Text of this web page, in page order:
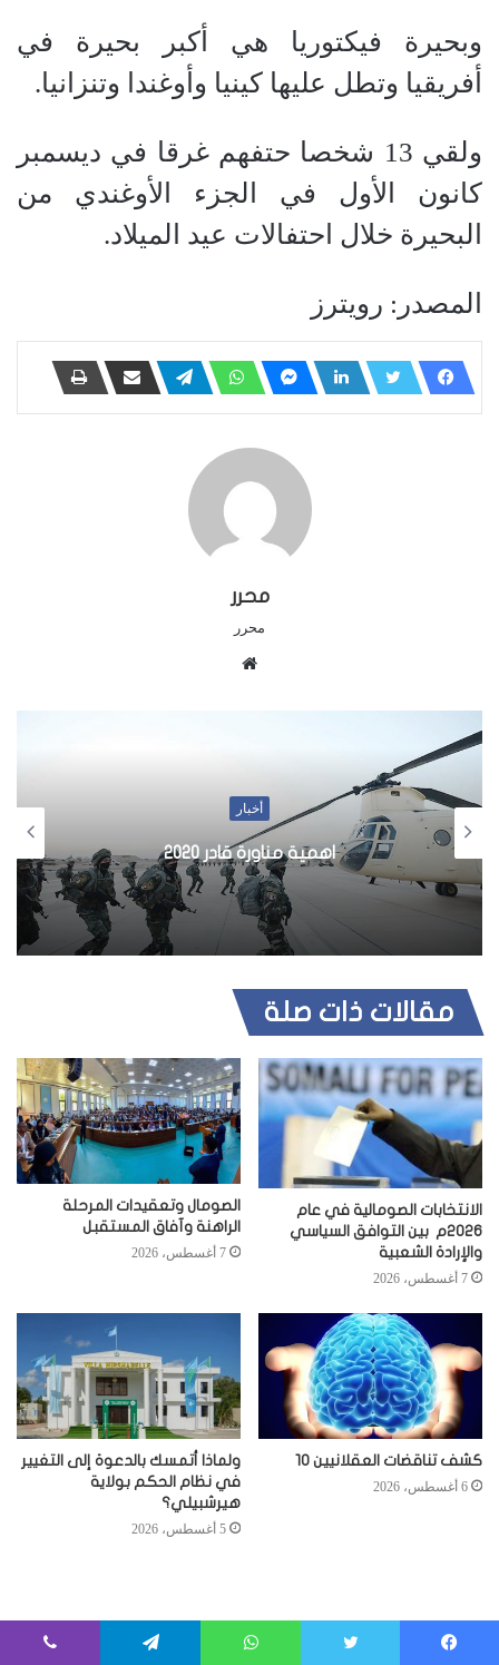
وبحيرة فيكتوريا هي أكبر بحيرة في
أفريقيا وتطل عليها كينيا وأوغندا وتنزانيا.
ولقي 13 شخصا حتفهم غرقا في ديسمبر
كانون الأول في الجزء الأوغندي من
البحيرة خلال احتفالات عيد الميلاد.
المصدر: رويترز
محرر
محرر
ل
و
ي
ب
أخبار
اهمية مناورة قادر 2020
مقالات ذات صلة
الانتخابات الصومالية في عام
2026م بين التوافق السياسي
والإرادة الشعبية
7 أغسطس، 2026
الصومال وتعقيدات المرحلة
الراهنة وآفاق المستقبل
7 أغسطس، 2026
كشف تناقضات العقلانيين 10
6 أغسطس، 2026
ولماذا أتمسك بالدعوة إلى التغيير
في نظام الحكم بولاية
هيرشبيلي؟
5 أغسطس، 2026